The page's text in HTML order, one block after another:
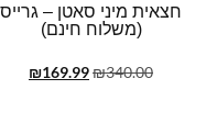
חצאית מיני סאטן – גרייס
(משלוח חינם)
₪340.00
₪169.99